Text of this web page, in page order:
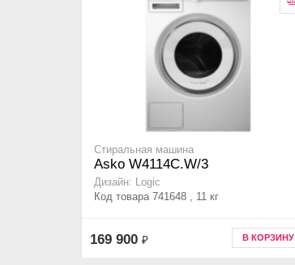
Стиральная машина
Asko W4114C.W/3
Дизайн: Logic
Код товара 741648 , 11 кг
169 900 ₽ В КОРЗИНУ